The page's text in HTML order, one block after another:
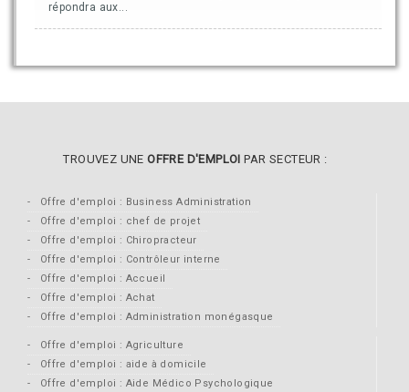
répondra aux...
TROUVEZ UNEOFFRE D'EMPLOI PAR SECTEUR :
Offre d'emploi : Business Administration
Offre d'emploi : chef de projet
Offre d'emploi : Chiropracteur
Offre d'emploi : Contrôleur interne
Offre d'emploi : Accueil
Offre d'emploi : Achat
Offre d'emploi : Administration monégasque
Offre d'emploi : Agriculture
Offre d'emploi : aide à domicile
Offre d'emploi : Aide Médico Psychologique